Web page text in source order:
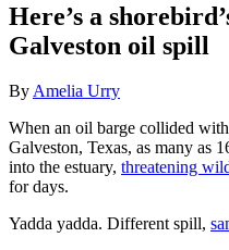
Here’s a
Galveston oil spill
ByAmelia Urry
When an oil barge collided
Galveston, Texas, as many as
into the estuary, threatening
for days.
Yadda yadda. Different spill,